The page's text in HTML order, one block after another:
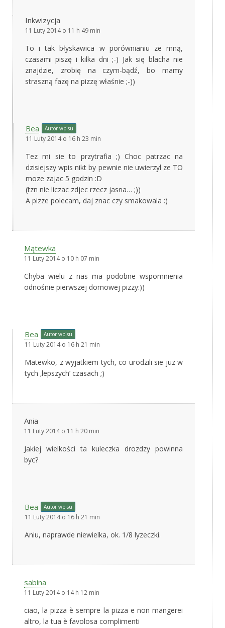
Inkwizycja
11 Luty 2014 o 11 h 49 min
To i tak błyskawica w porównianiu ze mną,
czasami piszę i kilka dni ;-) Jak się blacha nie
znajdzie, zrobię na czym-bądź, bo mamy
straszną fazę na pizzę właśnie ;-))
Bea Autor wpisu
11 Luty 2014 o 16 h 23 min
Tez mi sie to przytrafia ;) Choc patrzac na
dzisiejszy wpis nikt by pewnie nie uwierzyl ze TO
moze zajac 5 godzin :D
(tzn nie liczac zdjec rzecz jasna… ;))
A pizze polecam, daj znac czy smakowala :)
Mątewka
11 Luty 2014 o 10 h 07 min
Chyba wielu z nas ma podobne wspomnienia
odnośnie pierwszej domowej pizzy:))
Bea Autor wpisu
11 Luty 2014 o 16 h 21 min
Matewko, z wyjatkiem tych, co urodzili sie juz w
tych ‚lepszych’ czasach ;)
Ania
11 Luty 2014 o 11 h 20 min
Jakiej wielkości ta kuleczka drozdzy powinna
byc?
Bea Autor wpisu
11 Luty 2014 o 16 h 21 min
Aniu, naprawde niewielka, ok. 1/8 lyzeczki.
sabina
11 Luty 2014 o 14 h 12 min
ciao, la pizza è sempre la pizza e non mangerei
altro, la tua è favolosa complimenti